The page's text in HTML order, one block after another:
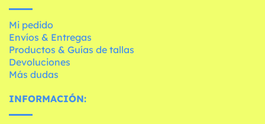
Mi pedido
Envíos & Entregas
Productos & Guías de tallas
Devoluciones
Más dudas
INFORMACIÓN: